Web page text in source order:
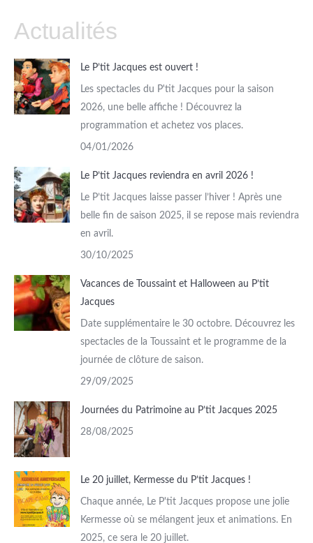
Actualités
Le P’tit Jacques est ouvert !
Les spectacles du P'tit Jacques pour la saison
2026, une belle affiche ! Découvrez la
programmation et achetez vos places.
04/01/2026
Le P’tit Jacques reviendra en avril 2026 !
Le P’tit Jacques laisse passer l’hiver ! Après une
belle fin de saison 2025, il se repose mais reviendra
en avril.
30/10/2025
Vacances de Toussaint et Halloween au P’tit
Jacques
Date supplémentaire le 30 octobre. Découvrez les
spectacles de la Toussaint et le programme de la
journée de clôture de saison.
29/09/2025
Journées du Patrimoine au P’tit Jacques 2025
28/08/2025
Le 20 juillet, Kermesse du P’tit Jacques !
Chaque année, Le P'tit Jacques propose une jolie
Kermesse où se mélangent jeux et animations. En
2025, ce sera le 20 juillet.